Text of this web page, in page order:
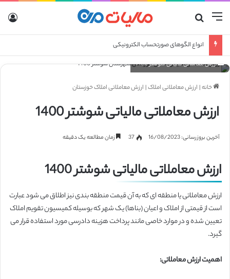
منو
انواع الگوهای صورتحساب الکترونیکی
ارزش معاملاتی مالیاتی شوشتر 1400
خانه| ارزش معاملاتی املاک| ارزش معاملاتی املاک خوزستان
ارزش معاملاتی مالیاتی شوشتر 1400
آخرین بروزرسانی: 16/08/2023 37 زمان مطالعه یک دقیقه
ارزش معاملاتی مالیاتی شوشتر 1400
ارزش معاملاتی یا منطقه ای که به آن قیمت منطقه بندی نیز اطلاق می شود عبارت
است از قیمتی از املاک و اعیان (بناها) یک شهر که بوسیله کمیسیون تقویم املاک
تعیین شده و در موارد خاصی مانند پرداخت هزینه دادرسی مورد استفاده قرار می
گیرد.
اهمیت ارزش معاملاتی: